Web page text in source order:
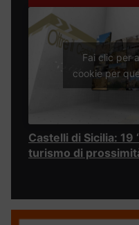
Fai clic per
cookie per
Castelli di Sicilia: 19
turismo di